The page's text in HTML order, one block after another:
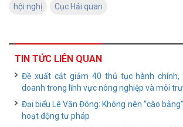
hội nghị Cục Hải quan
TIN TỨC LIÊN QUAN
Đề xuất cắt giảm 40 thủ tục hành chính,
doanh trong lĩnh vực nông nghiệp và môi
Đại biểu Lê Văn Đông: Không nên “cào
hoạt động tư pháp